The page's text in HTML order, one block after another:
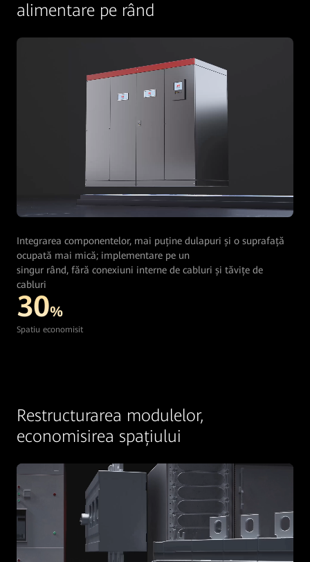
alimentare pe rând
Integrarea componentelor, mai puține dulapuri și o suprafață
ocupată mai mică; implementare pe un
singur rând, fără conexiuni interne de cabluri și tăvițe de
cabluri
30%
Spatiu economisit
Restructurarea modulelor,
economisirea spațiului